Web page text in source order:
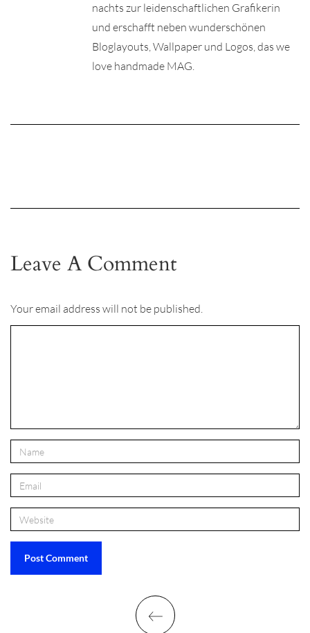
nachts zur leidenschaftlichen Grafikerin
und erschafft neben wunderschönen
Bloglayouts, Wallpaper und Logos, das we
love handmade MAG.
Leave A Comment
Your email address will not be published.